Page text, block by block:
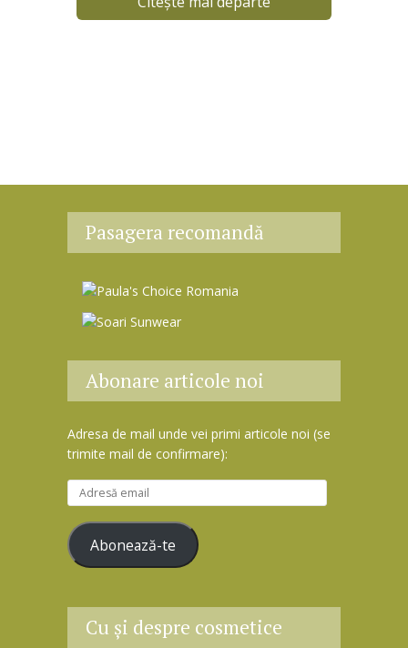
Pasagera recomandă
Abonare articole noi
Adresa de mail unde vei primi articole noi (se
trimite mail de confirmare):
d
e
e
Abonează-te
Cu şi despre cosmetice